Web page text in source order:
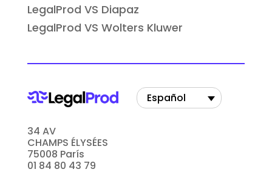
LegalProd VS Diapaz
LegalProd VS Wolters Kluwer
34 AV
CHAMPS ÉLYSÉES
75008 París
01 84 80 43 79
Español